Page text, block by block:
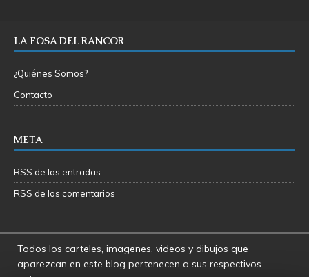
LA FOSA DEL RANCOR
¿Quiénes Somos?
Contacto
META
RSS de las entradas
RSS de los comentarios
Todos los carteles, imagenes, videos y dibujos que
aparezcan en este blog pertenecen a sus respectivos